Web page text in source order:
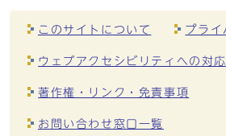
このサイトについて プライ
ウェブアクセシビリティへの対応
著作権・リンク・免責事項
お問い合わせ窓口一覧